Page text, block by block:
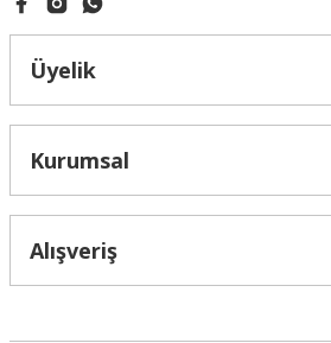
Üyelik
Kurumsal
Alışveriş